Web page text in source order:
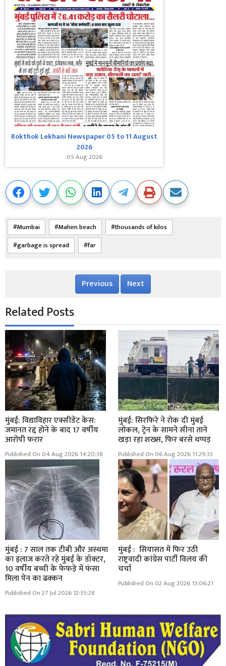
Rokthok Lekhani Newspaper 05 to 11 August
2026
05 Aug 2026
Mumbai Mahim beach
thousands of kilos
garbage is spread
far
Previous Next
Related Posts
मुंबई: विद्याविहार एक्सीडेंट केस:
जमानत रद्द होने के बाद 17 वर्षीय
आरोपी फरार
Published On 04 Aug 2026 14:20:38
मुंबई: सिरफिरे ने रोक दी मुंबई
लोकल, ट्रेन के सामने सीना ताने
खड़ा रहा शख्स, फिर बरसे थप्पड़
Published On 06 Aug 2026 11:29:33
मुंबई : 7 साल तक टीबी और अस्थमा
का इलाज करते रहे मुंबई के डॉक्टर,
10 वर्षीय बच्ची के फेफड़े में फंसा
मिला पेन का ढक्कन
Published On 27 Jul 2026 12:35:28
मुंबई : सियासत में फिर उठी
राष्ट्रवादी कांग्रेस पार्टी विलय की
चर्चा
Published On 02 Aug 2026 13:06:21